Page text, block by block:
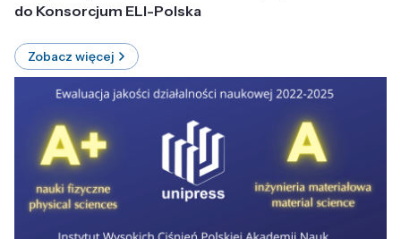
do Konsorcjum ELI-Polska
Zobacz więcej